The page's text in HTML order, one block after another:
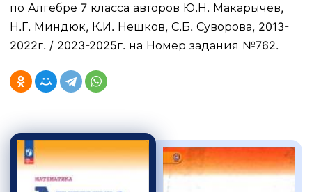
по Алгебре 7 класса авторов Ю.Н. Макарычев,
Н.Г. Миндюк, К.И. Нешков, С.Б. Суворова, 2013-
2022г. / 2023-2025г. на Номер задания №762.